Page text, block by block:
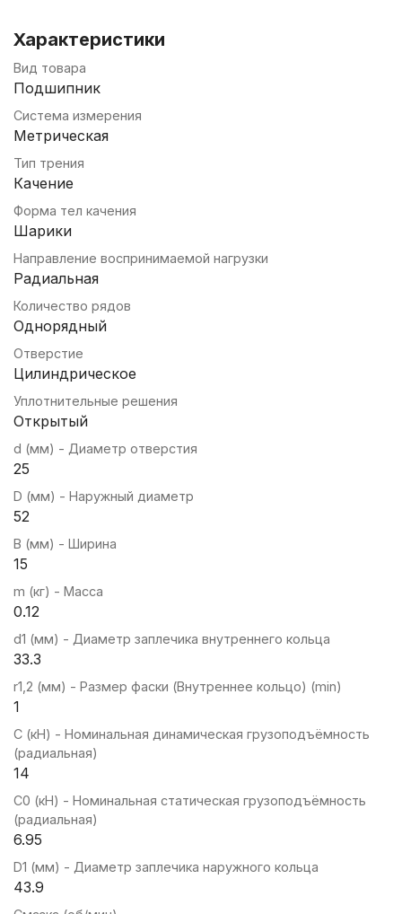
Характеристики
Вид товара
Подшипник
Система измерения
Метрическая
Тип трения
Качение
Форма тел качения
Шарики
Направление воспринимаемой нагрузки
Радиальная
Количество рядов
Однорядный
Отверстие
Цилиндрическое
Уплотнительные решения
Открытый
d (мм) - Диаметр отверстия
25
D (мм) - Наружный диаметр
52
B (мм) - Ширина
15
m (кг) - Масса
0.12
d1 (мм) - Диаметр заплечика внутреннего кольца
33.3
r1,2 (мм) - Размер фаски (Внутреннее кольцо) (min)
1
C (кН) - Номинальная динамическая грузоподъёмность
(радиальная)
14
C0 (кН) - Номинальная статическая грузоподъёмность
(радиальная)
6.95
D1 (мм) - Диаметр заплечика наружного кольца
43.9